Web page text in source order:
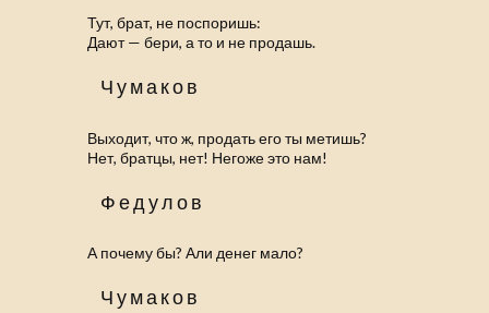
Тут, брат, не поспоришь:
Дают — бери, а то и не продашь.
Чумаков
Выходит, что ж, продать его ты метишь?
Нет, братцы, нет! Негоже это нам!
Федулов
А почему бы? Али денег мало?
Чумаков